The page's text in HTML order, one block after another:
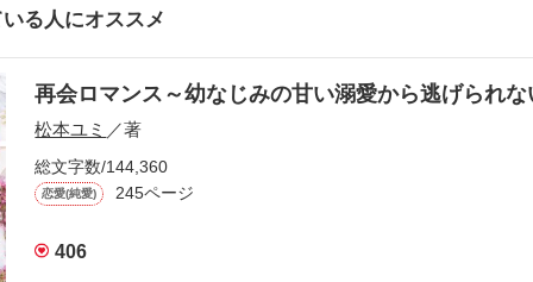
る人にオススメ
再会ロマンス～幼なじみの甘い溺愛から逃げられな
松本ユミ ／著
総文字数/144,360
恋愛(純愛) 245ページ
406